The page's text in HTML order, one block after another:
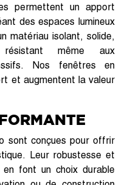
permettent un apport
des espaces lumineux
matériau isolant, solide,
même aux
Nos fenêtres en
et augmentent la valeur
sont conçues pour offrir
Leur robustesse et
font un choix durable